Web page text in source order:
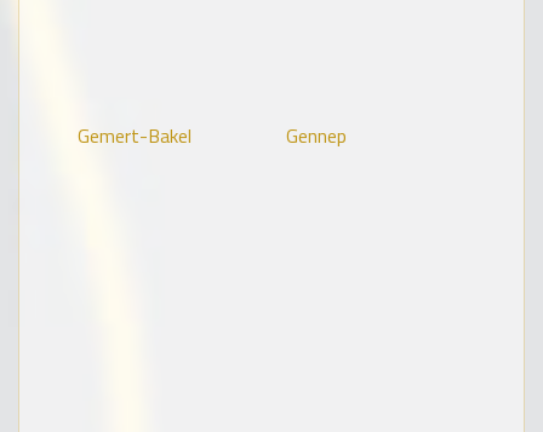
Gemert-Bakel Gennep